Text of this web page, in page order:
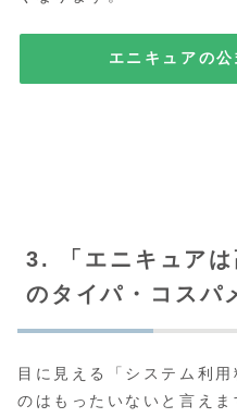
エニキュアの
3. 「エニキュア
のタイパ・コスパ
目に見える「システム利
のはもったいないと言え